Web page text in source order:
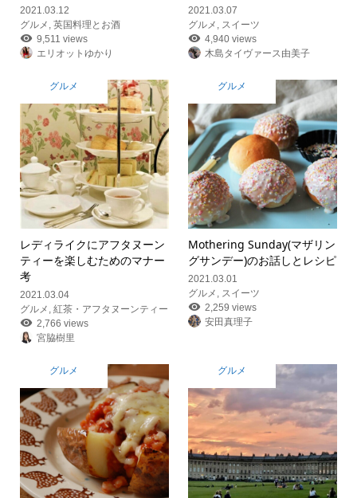
2021.03.12
グルメ , 英国料理とお酒
9,511 views
エリオットゆかり
2021.03.07
グルメ , スイーツ
4,940 views
木島タイヴァース由美子
グルメ
レディライクにアフタヌーン
ティーを楽しむためのマナー
考
2021.03.04
グルメ 紅茶・アフタヌーンティー
2,766 views
宮脇樹里
グルメ
Mothering Sunday(マザリン
グサンデー)のお話しとレシピ
2021.03.01
グルメ
スイーツ
2,259 views
安田真理子
グルメ グルメ